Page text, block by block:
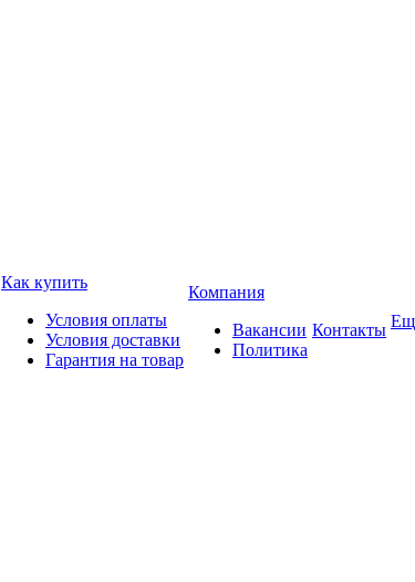
Как купить
Условия оплаты
Условия доставки
Гарантия на товар
Компания
Вакансии
Политика
Контакты